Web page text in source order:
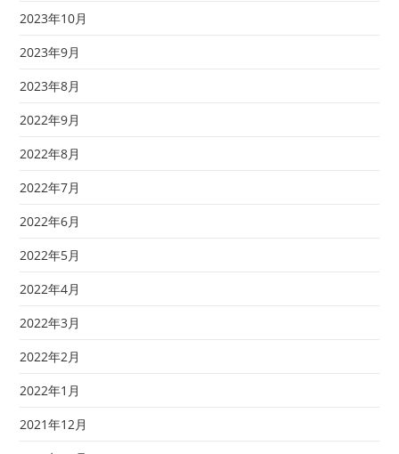
2023年10月
2023年9月
2023年8月
2022年9月
2022年8月
2022年7月
2022年6月
2022年5月
2022年4月
2022年3月
2022年2月
2022年1月
2021年12月